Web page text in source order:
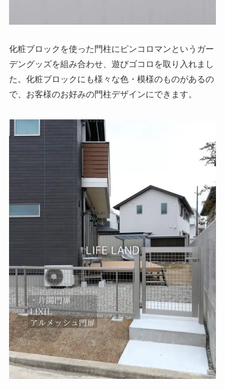
化粧ブロックを使った門柱にピンコロマンというガー
デングッズを組み合わせ、遊びゴコロを取り入れまし
た。化粧ブロックにも様々な色・模様のものがあるの
で、お客様のお好みの門柱デザインにできます。